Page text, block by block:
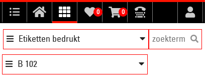
0 0
Etiketten bedrukt
B 102